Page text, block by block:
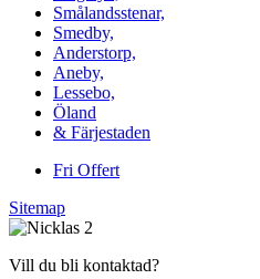
Smålandsstenar,
Smedby,
Anderstorp,
Aneby,
Lessebo,
Öland
& Färjestaden
Fri Offert
Sitemap
Vill du bli kontaktad?